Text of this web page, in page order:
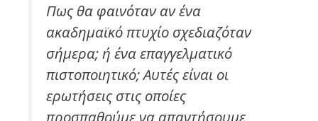
Πως θα φαινόταν αν ένα
ακαδημαϊκό πτυχίο σχεδιαζόταν
σήμερα; ή ένα επαγγελματικό
πιστοποιητικό; Αυτές είναι οι
ερωτήσεις στις οποίες
προσπαθούμε να απαντήσουμε